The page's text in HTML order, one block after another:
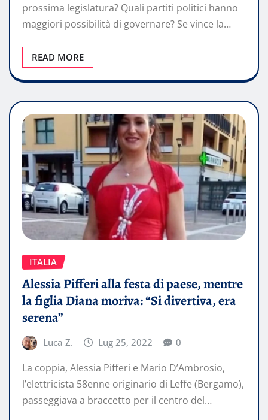
prossima legislatura? Quali partiti politici hanno
maggiori possibilità di governare? Se vince la…
READ MORE
ITALIA
Alessia Pifferi alla festa di paese, mentre
la figlia Diana moriva: “Si divertiva, era
serena”
Luca Z. Lug 25, 2022 0
La coppia, Alessia Pifferi e Mario D’Ambrosio,
l’elettricista 58enne originario di Leffe (Bergamo),
passeggiava a braccetto per il centro del…